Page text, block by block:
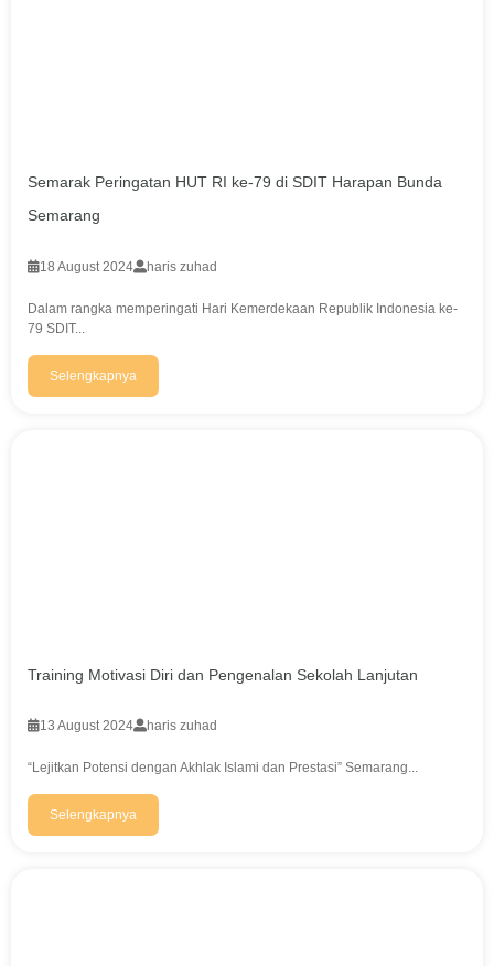
Semarak Peringatan HUT RI ke-79 di SDIT Harapan Bunda
Semarang
18 August 2024 haris zuhad
Dalam rangka memperingati Hari Kemerdekaan Republik Indonesia ke-
79 SDIT...
Selengkapnya
Training Motivasi Diri dan Pengenalan Sekolah Lanjutan
13 August 2024 haris zuhad
“Lejitkan Potensi dengan Akhlak Islami dan Prestasi” Semarang...
Selengkapnya